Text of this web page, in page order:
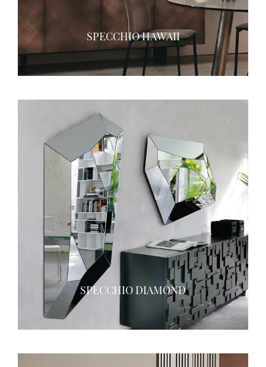
SPECCHIO HAWAII
SPECCHIO DIAMOND